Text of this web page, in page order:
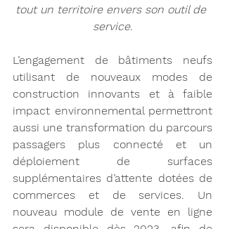
tout un territoire envers son outil de
service.
utilisant de nouveaux modes de
construction innovants et à faible
impact environnemental permettront
aussi une transformation du parcours
passagers plus connecté et un
déploiement de surfaces
supplémentaires d’attente dotées de
commerces et de services. Un
nouveau module de vente en ligne